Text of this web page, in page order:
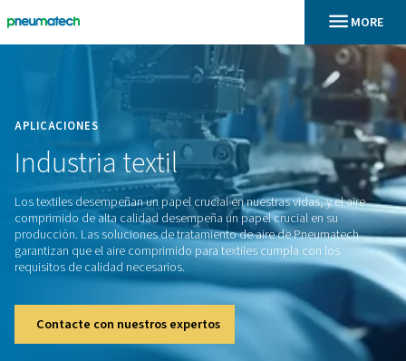
APLICACIONES
Industriatextil
Los textiles desempeñan un papel crucial en nuestras
comprimido de alta calidad desempeña un papel crucial
producción. Las soluciones de tratamiento de aire de
garantizan que el aire comprimido para textiles cumpla
requisitos de calidad necesarios.